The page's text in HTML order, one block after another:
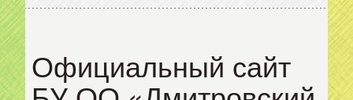
Официальный сайт